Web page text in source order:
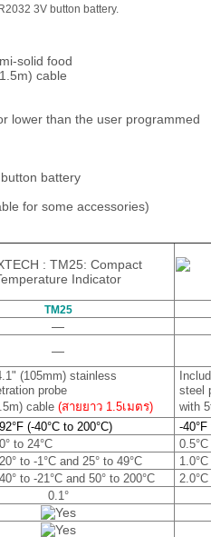
3V button battery.
solid food
cable
lower than the user programmed
battery
for some accessories)
TM25
—
—
(105mm) stainless
probe
cable (สายยาว 1.5เมตร)
steel
with
(-40°C to 200°C) -40°F
to 24°C
to ‐1°C and 25° to 49°C
to ‐21°C and 50° to 200°C
0.1°